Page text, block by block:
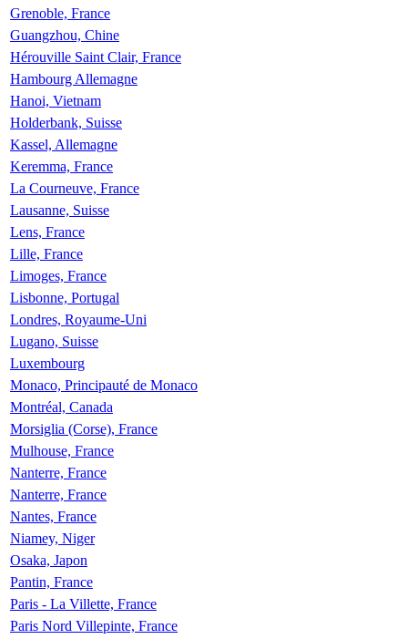
Grenoble, France
Guangzhou, Chine
Hérouville Saint Clair, France
Hambourg Allemagne
Hanoi, Vietnam
Holderbank, Suisse
Kassel, Allemagne
Keremma, France
La Courneuve, France
Lausanne, Suisse
Lens, France
Lille, France
Limoges, France
Lisbonne, Portugal
Londres, Royaume-Uni
Lugano, Suisse
Luxembourg
Monaco, Principauté de Monaco
Montréal, Canada
Morsiglia (Corse), France
Mulhouse, France
Nanterre, France
Nanterre, France
Nantes, France
Niamey, Niger
Osaka, Japon
Pantin, France
Paris - La Villette, France
Paris Nord Villepinte, France